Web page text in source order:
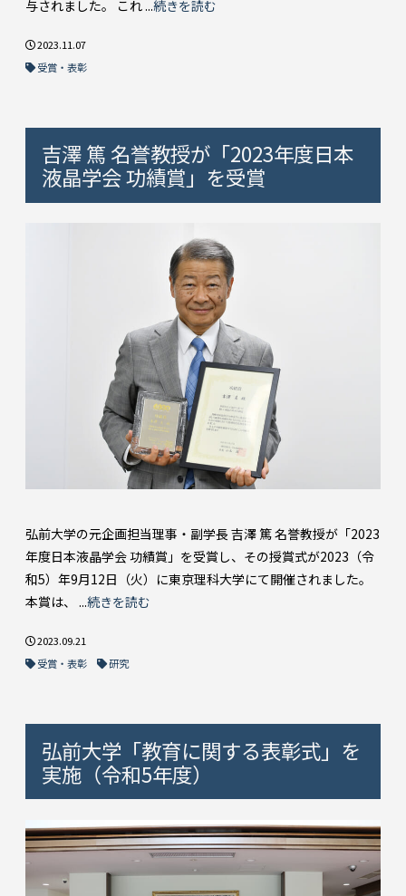
与されました。 これ ...続きを読む
2023.11.07
受賞・表彰
吉澤 篤 名誉教授が「2023年度日本
液晶学会 功績賞」を受賞
弘前大学の元企画担当理事・副学長 吉澤 篤 名誉教授が「2023
年度日本液晶学会 功績賞」を受賞し、その授賞式が2023（令
和5）年9月12日（火）に東京理科大学にて開催されました。
本賞は、 ...続きを読む
2023.09.21
受賞・表彰
研究
弘前大学「教育に関する表彰式」を
実施（令和5年度）